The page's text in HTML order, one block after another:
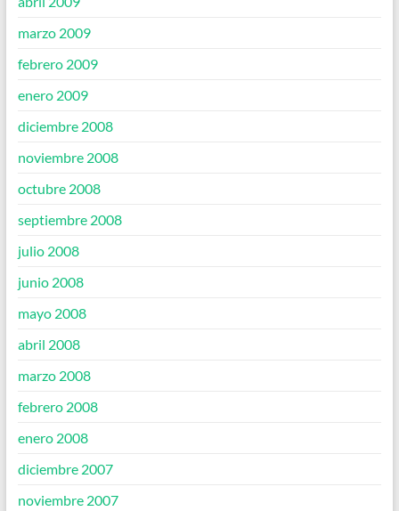
marzo 2009
febrero 2009
enero 2009
diciembre 2008
noviembre 2008
octubre 2008
septiembre 2008
julio 2008
junio 2008
mayo 2008
abril 2008
marzo 2008
febrero 2008
enero 2008
diciembre 2007
noviembre 2007